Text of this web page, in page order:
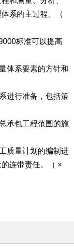
系的主过程。（
标准可以提高
体系要素的方针和
进行准备，包括策
承包工程范围的施
质量计划的编制进
连带责任。（ ×